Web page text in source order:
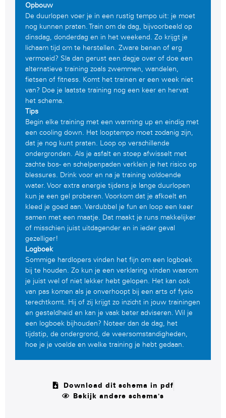
Opbouw
De duurlopen voer je in een rustig tempo uit: je moet
nog kunnen praten. Train om de dag, bijvoorbeeld op
dinsdag, donderdag en in het weekend. Zo krijgt je
lichaam tijd om te herstellen. Zware benen of erg
vermoeid? Sla dan gerust een dagje over of doe een
alternatieve training zoals zwemmen, wandelen,
fietsen of fitness. Komt het trainen er een week niet
van? Doe je laatste training nog een keer en hervat
het schema.
Tips
Begin elke training met een warming up en eindig met
een cooling down. Het looptempo moet zodanig zijn,
dat je nog kunt praten. Loop op verschillende
ondergronden. Als je asfalt en stoep afwisselt met
zachte bos- en schelpenpaden verklein je het risico op
blessures. Drink voor en na je training voldoende
water. Voor extra energie tijdens je lange duurlopen
kun je een gel proberen. Voorkom dat je afkoelt en
kleed je goed aan. Verdubbel je fun en loop een keer
samen met een maatje. Dat maakt je runs makkelijker
of misschien juist uitdagender en in ieder geval
gezelliger!
Logboek
Sommige hardlopers vinden het fijn om een logboek
bij te houden. Zo kun je een verklaring vinden waarom
je juist wel of niet lekker hebt gelopen. Het kan ook
van pas komen als je onverhoopt bij een arts of fysio
terechtkomt. Hij of zij krijgt zo inzicht in jouw trainingen
en gesteldheid en kan je vaak beter adviseren. Wil je
een logboek bijhouden? Noteer dan de dag, het
tijdstip, de ondergrond, de weersomstandigheden,
hoe je je voelde en welke training je hebt gedaan.
Download dit schema in pdf
Bekijk andere schema's